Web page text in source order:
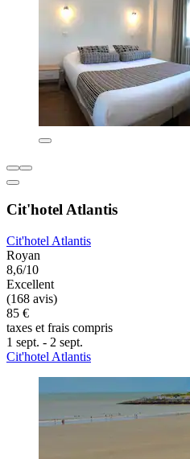
Cit'hotel Atlantis
Cit'hotel Atlantis
Royan
8,6/10
Excellent
(168 avis)
85 €
taxes et frais compris
1 sept. - 2 sept.
Cit'hotel Atlantis